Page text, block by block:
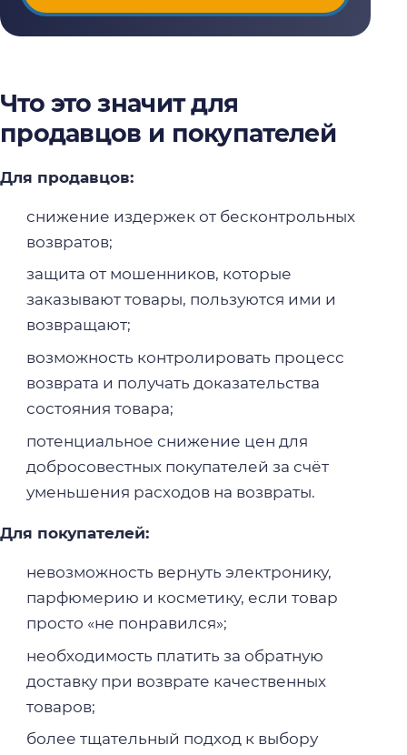
Что это значит для
продавцов и покупателей
Для продавцов:
снижение издержек от бесконтрольных
возвратов;
защита от мошенников, которые
заказывают товары, пользуются ими и
возвращают;
возможность контролировать процесс
возврата и получать доказательства
состояния товара;
потенциальное снижение цен для
добросовестных покупателей за счёт
уменьшения расходов на возвраты.
Для покупателей:
невозможность вернуть электронику,
парфюмерию и косметику, если товар
просто «не понравился»;
необходимость платить за обратную
доставку при возврате качественных
товаров;
более тщательный подход к выбору